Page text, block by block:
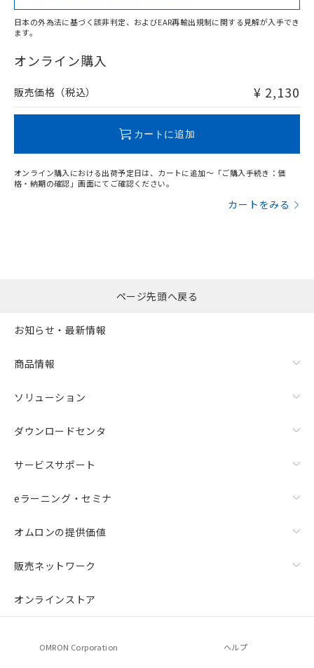
在庫等で未対応品が混在する可能性があります。
問い合わせください。
日本の外為法に基づく該非判定、およびEAR再輸出規制に関する見解が入手でき
ます。
オンライン購入
販売価格（税込） ¥ 2,130
カートに追加
オンライン購入における出荷予定日は、カートに追加～「ご購入手続き：価
格・納期の確認」画面にてご確認ください。
カートをみる
ページ先頭へ戻る
お知らせ・最新情報
商品情報
ソリューション
ダウンロードセンタ
サービスサポート
eラーニング・セミナ
オムロンの提供価値
販売ネットワーク
オンラインストア
OMRON Corporation ヘルプ